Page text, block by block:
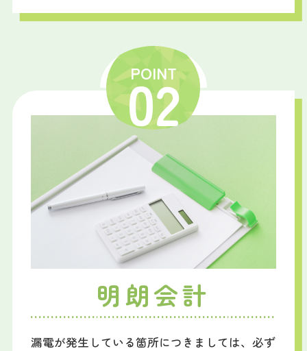
POINT
02
明朗会計
漏電が発生している箇所につきましては、必ず